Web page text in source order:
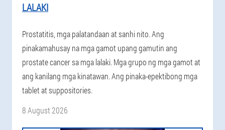
LALAKI
Prostatitis, mga palatandaan at sanhi nito. Ang
pinakamahusay na mga gamot upang gamutin ang
prostate cancer sa mga lalaki. Mga grupo ng mga gamot at
ang kanilang mga kinatawan. Ang pinaka-epektibong mga
tablet at suppositories.
8 August 2026